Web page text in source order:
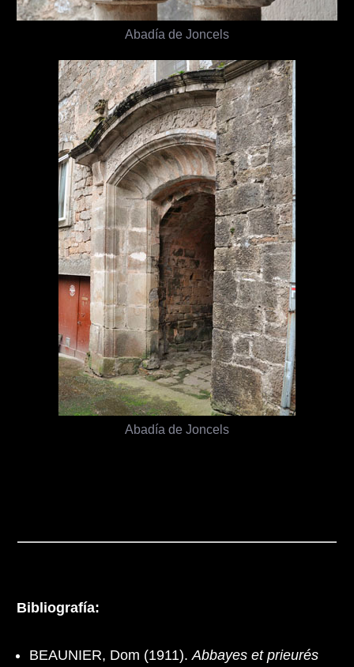
Abadía de Joncels
Abadía de Joncels
Bibliografía:
BEAUNIER, Dom (1911). Abbayes et prieurés